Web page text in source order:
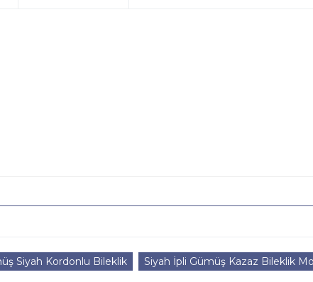
Siyah Kordonlu Bileklik Siyah İpli Gümüş Kazaz Bileklik